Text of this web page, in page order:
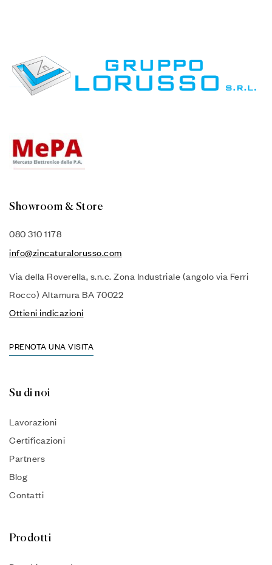
Showroom & Store
080 310 1178
info@zincaturalorusso.com
Via della Roverella, s.n.c. Zona Industriale (angolo via Ferri
Rocco) Altamura BA 70022
Ottieni indicazioni
PRENOTA UNA VISITA
Su di noi
Lavorazioni
Certificazioni
Partners
Blog
Contatti
Prodotti